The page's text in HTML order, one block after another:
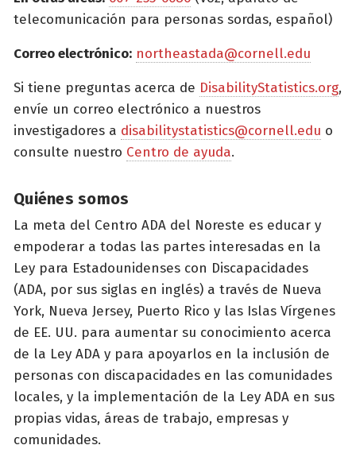
telecomunicación para personas sordas, español)
Correo electrónico: northeastada@cornell.edu
Si tiene preguntas acerca de DisabilityStatistics.org,
envíe un correo electrónico a nuestros
investigadores a disabilitystatistics@cornell.edu o
consulte nuestro Centro de ayuda.
Quiénes somos
La meta del Centro ADA del Noreste es educar y
empoderar a todas las partes interesadas en la
Ley para Estadounidenses con Discapacidades
(ADA, por sus siglas en inglés) a través de Nueva
York, Nueva Jersey, Puerto Rico y las Islas Vírgenes
de EE. UU. para aumentar su conocimiento acerca
de la Ley ADA y para apoyarlos en la inclusión de
personas con discapacidades en las comunidades
locales, y la implementación de la Ley ADA en sus
propias vidas, áreas de trabajo, empresas y
comunidades.